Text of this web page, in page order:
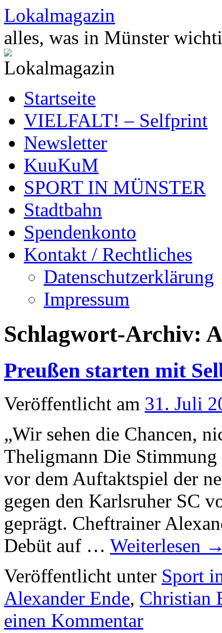
Zum
Inhalt
springen
Lokalmagazin
alles, was in Münster
Startseite
VIELFALT! – Selfprint
Newsletter
KuuKuM
SPORT IN MÜNSTER
Stadtbahn
Spendenkonto
Kontakt / Rechtliches
Datenschutzerklärung
Impressum
Schlagwort-Archiv:
Preußen starten mit
Veröffentlicht am 31. Juli
„Wir sehen die Chancen,
Theligmann Die
vor dem Auftaktspiel der
gegen den Karlsruher SC
geprägt. Cheftrainer
Debüt auf … Weiterlesen
Veröffentlicht unter Sport
Alexander Ende, Christian
einen Kommentar